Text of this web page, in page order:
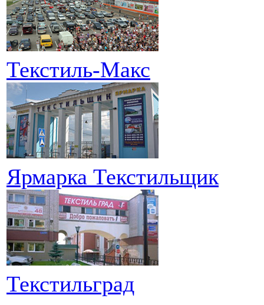
Текстиль-Макс
Ярмарка Текстильщик
Текстильград